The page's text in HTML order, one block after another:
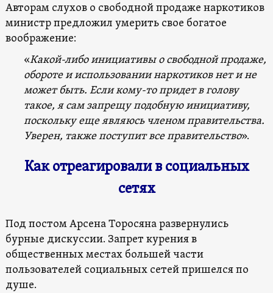
Авторам слухов о свободной продаже наркотиков
министр предложил умерить свое богатое
воображение:
«Какой-либо инициативы о свободной продаже,
обороте и использовании наркотиков нет и не
может быть. Если кому-то придет в голову
такое, я сам запрещу подобную инициативу,
поскольку еще являюсь членом правительства.
Уверен, также поступит все правительство».
Как отреагировали в социальных
сетях
Под постом Арсена Торосяна развернулись
бурные дискуссии. Запрет курения в
общественных местах большей части
пользователей социальных сетей пришелся по
душе.